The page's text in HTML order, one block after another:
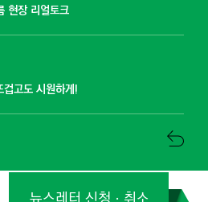
현장 리얼토크
고도 시원하게!